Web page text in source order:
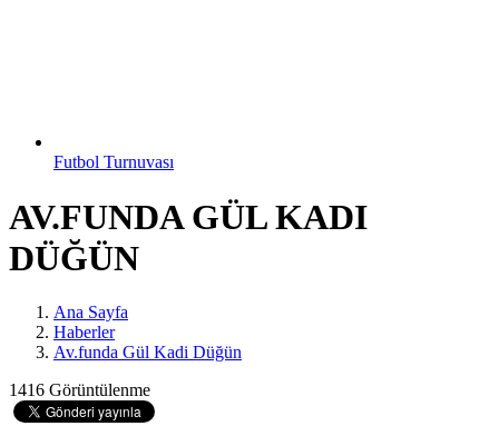
Futbol Turnuvası
AV.FUNDA GÜL KADI
DÜĞÜN
Ana Sayfa
Haberler
Av.funda Gül Kadi Düğün
1416 Görüntülenme